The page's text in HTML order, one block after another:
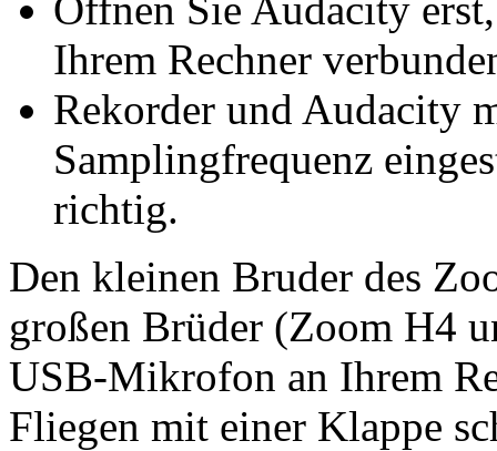
Ihrem Rechner
Rekorder und Audacity
Samplingfrequenz
richtig.
Den kleinen Bruder des
großen Brüder (Zoom H4
USB-Mikrofon an Ihrem
Fliegen mit einer Klappe